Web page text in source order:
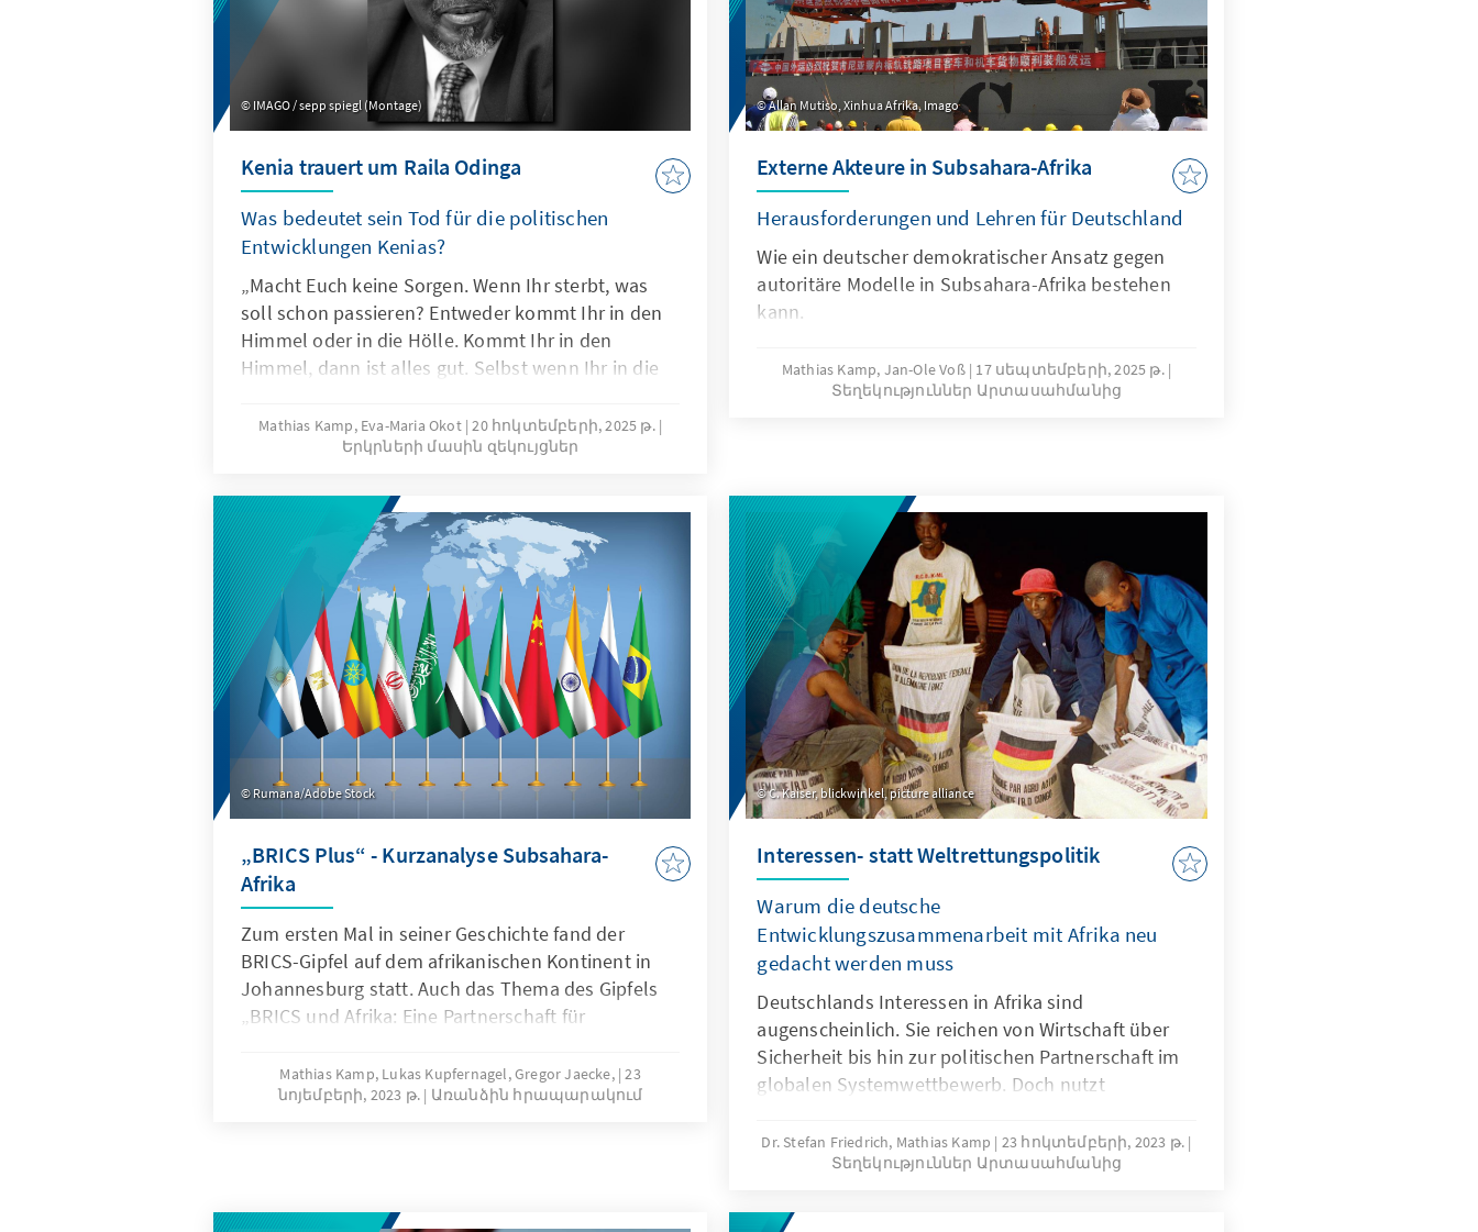
IMAGO / sepp spiegl (Montage)
Kenia trauert um Raila Odinga
Was bedeutet sein Tod für die politischen
Entwicklungen Kenias?
„Macht Euch keine Sorgen. Wenn Ihr sterbt, was
soll schon passieren? Entweder kommt Ihr in den
Himmel oder in die Hölle. Kommt Ihr in den
Himmel, dann ist alles gut. Selbst wenn Ihr in die
werdet dort viele Eurer Freunde treffen.“ (Raila
Odinga am 10. November 2023 in seiner Rede bei
Adenauer-Stiftung in Nairobi, Kenia)
Mathias Kamp, Eva-Maria Okot 20 հոկտեմբերի, 2025 թ.
Երկրների մասին զեկույցներ
Allan Mutiso, Xinhua Afrika, Imago
Externe Akteure in Subsahara-Afrika
Herausforderungen und Lehren für Deutschland
Wie ein deutscher demokratischer Ansatz gegen
autoritäre Modelle in Subsahara-Afrika bestehen
kann.
Mathias Kamp, Jan-Ole Voß 17 սեպտեմբերի, 2025 թ.
Տեղեկություններ Արտասահմանից
Rumana/Adobe Stock
„BRICS Plus“ - Kurzanalyse Subsahara-
Afrika
Zum ersten Mal in seiner Geschichte fand der
BRICS-Gipfel auf dem afrikanischen Kontinent in
Johannesburg statt. Auch das Thema des Gipfels
„BRICS und Afrika: Eine Partnerschaft für
Multilateralismus" spiegelt das wachsende
Interesse der BRICS an Afrika wider. Neben der
die Teilnahme von 30 afrikanischen Staats- und
Mathias Kamp, Lukas Kupfernagel, Gregor Jaecke, 23
նոյեմբերի, 2023 թ.
Առանձին հրապարակում
C. Kaiser, blickwinkel, picture alliance
Interessen- statt Weltrettungspolitik
Warum die deutsche
Entwicklungszusammenarbeit mit Afrika neu
gedacht werden muss
Deutschlands Interessen in Afrika sind
augenscheinlich. Sie reichen von Wirtschaft über
Sicherheit bis hin zur politischen Partnerschaft im
globalen Systemwettbewerb. Doch nutzt
Interessen auf dem Nachbarkontinent zu wahren?
Die Antwort ist: Nein! Gerade mit Blick auf die
Bereich der Entwicklungszusammenarbeit tätigt,
Dr. Stefan Friedrich, Mathias Kamp
23 հոկտեմբերի, 2023 թ.
Տեղեկություններ Արտասահմանից